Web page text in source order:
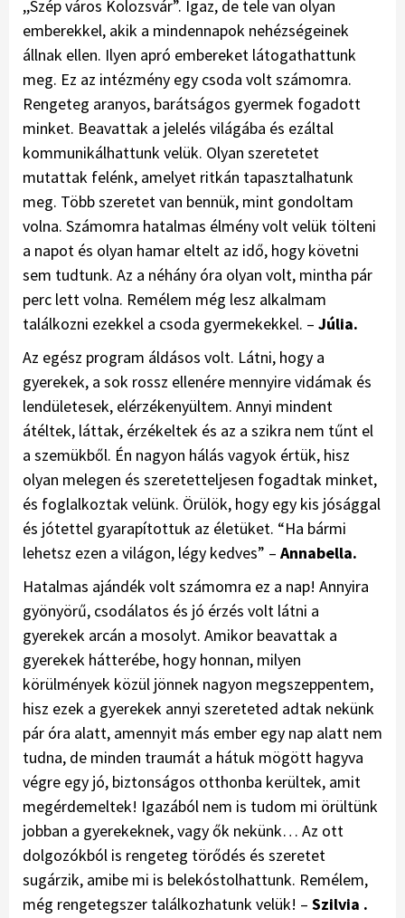
,,Szép város Kolozsvár”. Igaz, de tele van olyan
emberekkel, akik a mindennapok nehézségeinek
állnak ellen. Ilyen apró embereket látogathattunk
meg. Ez az intézmény egy csoda volt számomra.
Rengeteg aranyos, barátságos gyermek fogadott
minket. Beavattak a jelelés világába és ezáltal
kommunikálhattunk velük. Olyan szeretetet
mutattak felénk, amelyet ritkán tapasztalhatunk
meg. Több szeretet van bennük, mint gondoltam
volna. Számomra hatalmas élmény volt velük tölteni
a napot és olyan hamar eltelt az idő, hogy követni
sem tudtunk. Az a néhány óra olyan volt, mintha pár
perc lett volna. Remélem még lesz alkalmam
találkozni ezekkel a csoda gyermekekkel. – Júlia.
Az egész program áldásos volt. Látni, hogy a
gyerekek, a sok rossz ellenére mennyire vidámak és
lendületesek, elérzékenyültem. Annyi mindent
átéltek, láttak, érzékeltek és az a szikra nem tűnt el
a szemükből. Én nagyon hálás vagyok értük, hisz
olyan melegen és szeretetteljesen fogadtak minket,
és foglalkoztak velünk. Örülök, hogy egy kis jósággal
és jótettel gyarapítottuk az életüket. “Ha bármi
lehetsz ezen a világon, légy kedves” – Annabella.
Hatalmas ajándék volt számomra ez a nap! Annyira
gyönyörű, csodálatos és jó érzés volt látni a
gyerekek arcán a mosolyt. Amikor beavattak a
gyerekek hátterébe, hogy honnan, milyen
körülmények közül jönnek nagyon megszeppentem,
hisz ezek a gyerekek annyi szereteted adtak nekünk
pár óra alatt, amennyit más ember egy nap alatt nem
tudna, de minden traumát a hátuk mögött hagyva
végre egy jó, biztonságos otthonba kerültek, amit
megérdemeltek! Igazából nem is tudom mi örültünk
jobban a gyerekeknek, vagy ők nekünk… Az ott
dolgozókból is rengeteg törődés és szeretet
sugárzik, amibe mi is belekóstolhattunk. Remélem,
még rengetegszer találkozhatunk velük! – Szilvia .